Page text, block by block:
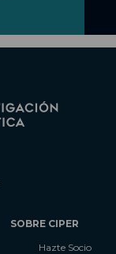
SOBRE CIPER
Hazte Socio